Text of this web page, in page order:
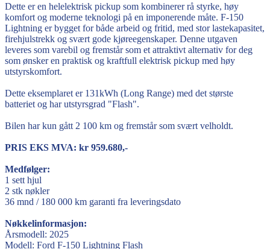
Dette er en helelektrisk pickup som kombinerer rå styrke, høy
komfort og moderne teknologi på en imponerende måte. F-150
Lightning er bygget for både arbeid og fritid, med stor lastekapasitet,
firehjulstrekk og svært gode kjøreegenskaper. Denne utgaven
leveres som varebil og fremstår som et attraktivt alternativ for deg
som ønsker en praktisk og kraftfull elektrisk pickup med høy
utstyrskomfort.
Dette eksemplaret er 131kWh (Long Range) med det største
batteriet og har utstyrsgrad "Flash".
Bilen har kun gått 2 100 km og fremstår som svært velholdt.
PRIS EKS MVA: kr 959.680,-
Medfølger:
1 sett hjul
2 stk nøkler
36 mnd / 180 000 km garanti fra leveringsdato
Nøkkelinformasjon:
Årsmodell: 2025
Modell: Ford F-150 Lightning Flash